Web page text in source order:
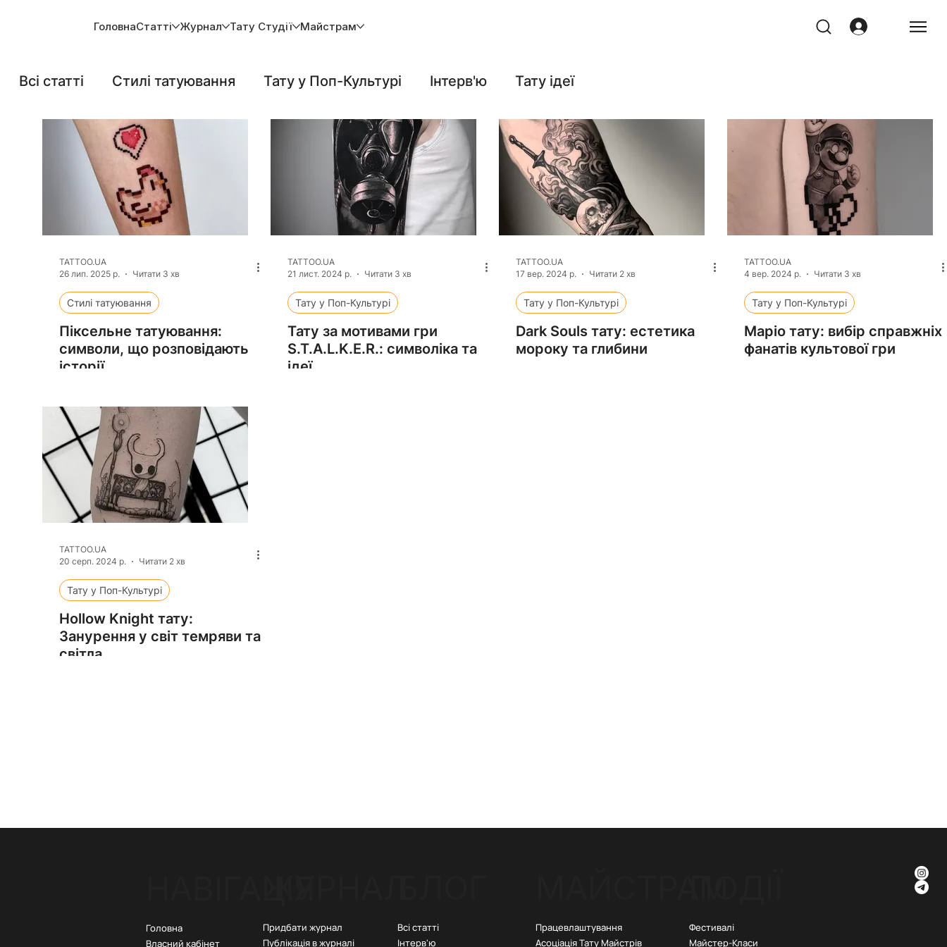
ГоловнаСтатті Журнал Тату Студії Майстрам
Всі статті Стилі татуювання Тату у Поп-Культурі Інтерв'ю Тату ідеї
Новини тату індустрії Догляд Тату і Наука
TATTOO.UA
26 лип. 2025 р.
Читати 3 хв
Стилі татуювання
Піксельне татуювання:
символи, що розповідають
історії
TATTOO.UA
21 лист. 2024 р.
Читати 3 хв
Тату у Поп-Культурі
Тату за мотивами гри
S.T.A.L.K.E.R.: символіка та
ідеї
TATTOO.UA
17 вер. 2024 р.
Читати 2 хв
Тату у Поп-Культурі
Dark Souls тату: естетика
мороку та глибини
TATTOO.UA
4 вер. 2024 р.
Читати 3 хв
Тату у Поп-Культурі
Маріо тату: вибір справжніх
фанатів культової гри
TATTOO.UA
20 серп. 2024 р.
Читати 2 хв
Тату у Поп-Культурі
Hollow Knight тату:
Занурення у світ темряви та
світла
Головна
Власний кабінет
Придбати журнал
Публікація в журналі
Всі статті
Інтерв'ю
Працевлаштування
Асоціація Тату Майстрів
Фестивалі
Майстер-Класи